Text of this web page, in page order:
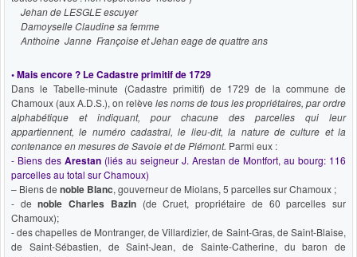
Jehan de LESGLE escuyer
Damoyselle Claudine sa femme
Anthoine Janne Françoise et Jehan eage de quattre ans
• Mais encore ? Le Cadastre primitif de 1729
Dans le Tabelle-minute (Cadastre primitif) de 1729 de la commune de
Chamoux (aux A.D.S.), on relève les noms de tous les propriétaires, par ordre
alphabétique et indiquant, pour chacune des parcelles qui leur
appartiennent, le numéro cadastral, le lieu-dit, la nature de culture et la
contenance en mesures de Savoie et de Piémont. Parmi eux :
- Biens des Arestan (liés au seigneur J. Arestan de Montfort, au bourg: 116
parcelles au total sur Chamoux)
– Biens de noble Blanc, gouverneur de Miolans, 5 parcelles sur Chamoux ;
- denoble Charles Bazin(de Cruet, propriétaire de 60 parcelles sur
Chamoux);
- des chapelles de Montranger, de Villardizier, de Saint-Gras, de Saint-Blaise,
de Saint-Sébastien, de Saint-Jean, de Sainte-Catherine, du baron de